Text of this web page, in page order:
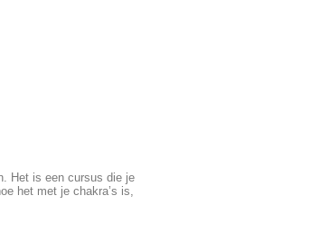
Het is een cursus die je
het met je chakra’s is,